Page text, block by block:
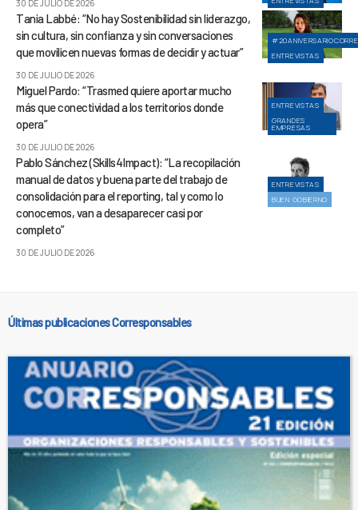
30 DE JULIO DE 2026
ENTREVISTAS
Tania Labbé: “No hay Sostenibilidad sin liderazgo,
sin cultura, sin confianza y sin conversaciones
que movilicen nuevas formas de decidir y actuar”
30 DE JULIO DE 2026
ENTREVISTAS
GRANDES
EMPRESAS
Miguel Pardo: “Trasmed quiere aportar mucho
más que conectividad a los territorios donde
opera”
30 DE JULIO DE 2026
ENTREVISTAS
BUEN GOBIERNO
Pablo Sánchez (Skills4Impact): “La recopilación
manual de datos y buena parte del trabajo de
consolidación para el reporting, tal y como lo
conocemos, van a desaparecer casi por
completo”
30 DE JULIO DE 2026
Últimas publicaciones Corresponsables